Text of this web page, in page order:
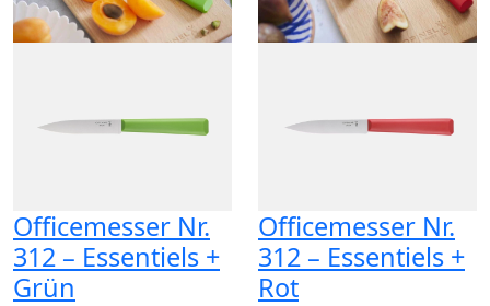
Officemesser Nr.
312 – Essentiels +
Grün
Officemesser Nr.
312 – Essentiels +
Rot